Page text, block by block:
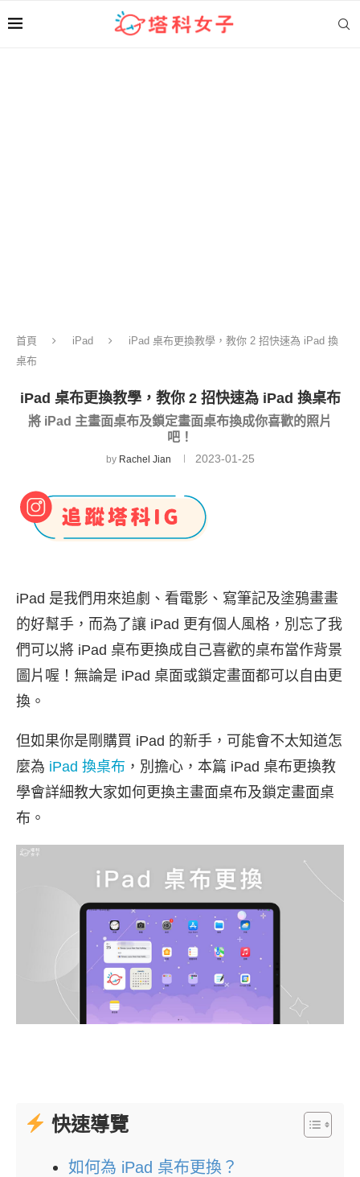
首頁 iPad
iPad 桌布更換教學，教你 2 招快速為 iPad 換
桌布
iPad 桌布更換教學，教你 2 招快速為 iPad 換桌布
將 iPad 主畫面桌布及鎖定畫面桌布換成你喜歡的照片
吧！
by Rachel Jian 2023-01-25
iPad 是我們用來追劇、看電影、寫筆記及塗鴉畫畫
的好幫手，而為了讓 iPad 更有個人風格，別忘了我
們可以將 iPad 桌布更換成自己喜歡的桌布當作背景
圖片喔！無論是 iPad 桌面或鎖定畫面都可以自由更
換。
但如果你是剛購買 iPad 的新手，可能會不太知道怎
麼為 iPad 換桌布 ，別擔心，本篇 iPad 桌布更換教
學會詳細教大家如何更換主畫面桌布及鎖定畫面桌
布。
快速導覽
如何為 iPad 桌布更換？